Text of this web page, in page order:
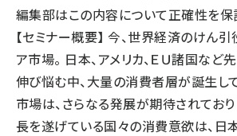
編集部はこの内容について正確性を保
【セミナー概要】 今、世界経済のけん
ア市場。 日本、アメリカ、ＥＵ諸国な
伸び悩む中、大量の消費者層が誕生し
市場は、さらなる発展が期待されており
長を遂げている国々の消費意欲は、日